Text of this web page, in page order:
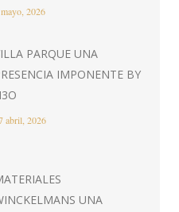
2026
PARQUE UNA
IMPONENTE BY
abril, 2026
UNA